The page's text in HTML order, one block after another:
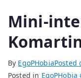
Mini-
By EgoPHobiaPosted
Posted in EgoPHobia